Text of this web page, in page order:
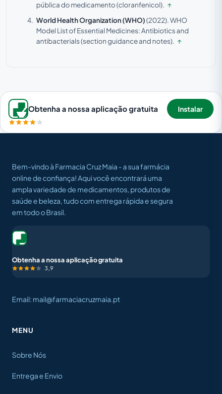
pública do medicamento (cloranfenicol). ↑
World Health Organization (WHO)(2022).WHO
Model List of Essential Medicines: Antibiotics and
antibacterials (section guidance and notes). ↑
Obtenha a nossa aplicação gratuita Instalar
Bem-vindo à Farmacia Cruz Maia - a sua farmácia
online de confiança! Aqui você encontrará uma
ampla variedade de medicamentos, produtos de
saúde e beleza, tudo com entrega rápida e segura
em todo o Brasil.
Obtenha a nossa aplicação gratuita
3,9
Email: mail@farmaciacruzmaia.pt
MENU
Sobre Nós
Entrega e Envio